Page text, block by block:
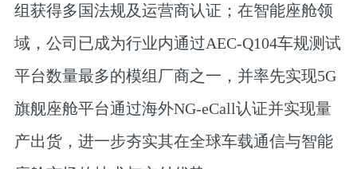
组获得多国法规及运营商认证；在智能座舱领
域，公司已成为行业内通过AEC-Q104车规测试
平台数量最多的模组厂商之一，并率先实现5G
旗舰座舱平台通过海外NG-eCall认证并实现量
产出货，进一步夯实其在全球车载通信与智能